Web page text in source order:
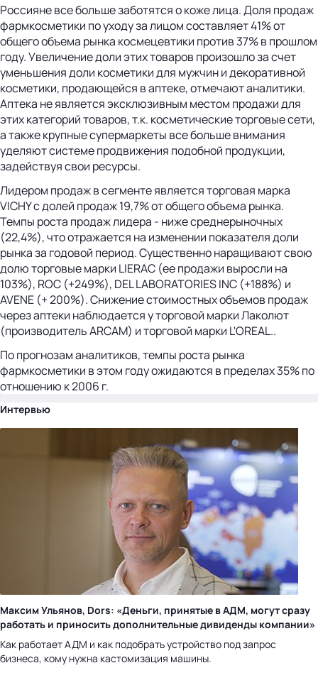
Россияне все больше заботятся о коже лица. Доля продаж
фармкосметики по уходу за лицом составляет 41% от
общего объема рынка космецевтики против 37% в прошлом
году. Увеличение доли этих товаров произошло за счет
уменьшения доли косметики для мужчин и декоративной
косметики, продающейся в аптеке, отмечают аналитики.
Аптека не является эксклюзивным местом продажи для
этих категорий товаров, т.к. косметические торговые сети,
а также крупные супермаркеты все больше внимания
уделяют системе продвижения подобной продукции,
задействуя свои ресурсы.
Лидером продаж в сегменте является торговая марка
VICHY с долей продаж 19,7% от общего объема рынка.
Темпы роста продаж лидера - ниже среднерыночных
(22,4%), что отражается на изменении показателя доли
рынка за годовой период. Существенно наращивают свою
долю торговые марки LIERAC (ее продажи выросли на
103%), ROC (+249%), DEL LABORATORIES INC (+188%) и
AVENE (+ 200%). Снижение стоимостных объемов продаж
через аптеки наблюдается у торговой марки Лаколют
(производитель ARCAM) и торговой марки L'OREAL..
По прогнозам аналитиков, темпы роста рынка
фармкосметики в этом году ожидаются в пределах 35% по
отношению к 2006 г.
Интервью
Максим Ульянов, Dors: «Деньги, принятые в АДМ, могут сразу
работать и приносить дополнительные дивиденды компании»
Как работает АДМ и как подобрать устройство под запрос
бизнеса, кому нужна кастомизация машины.